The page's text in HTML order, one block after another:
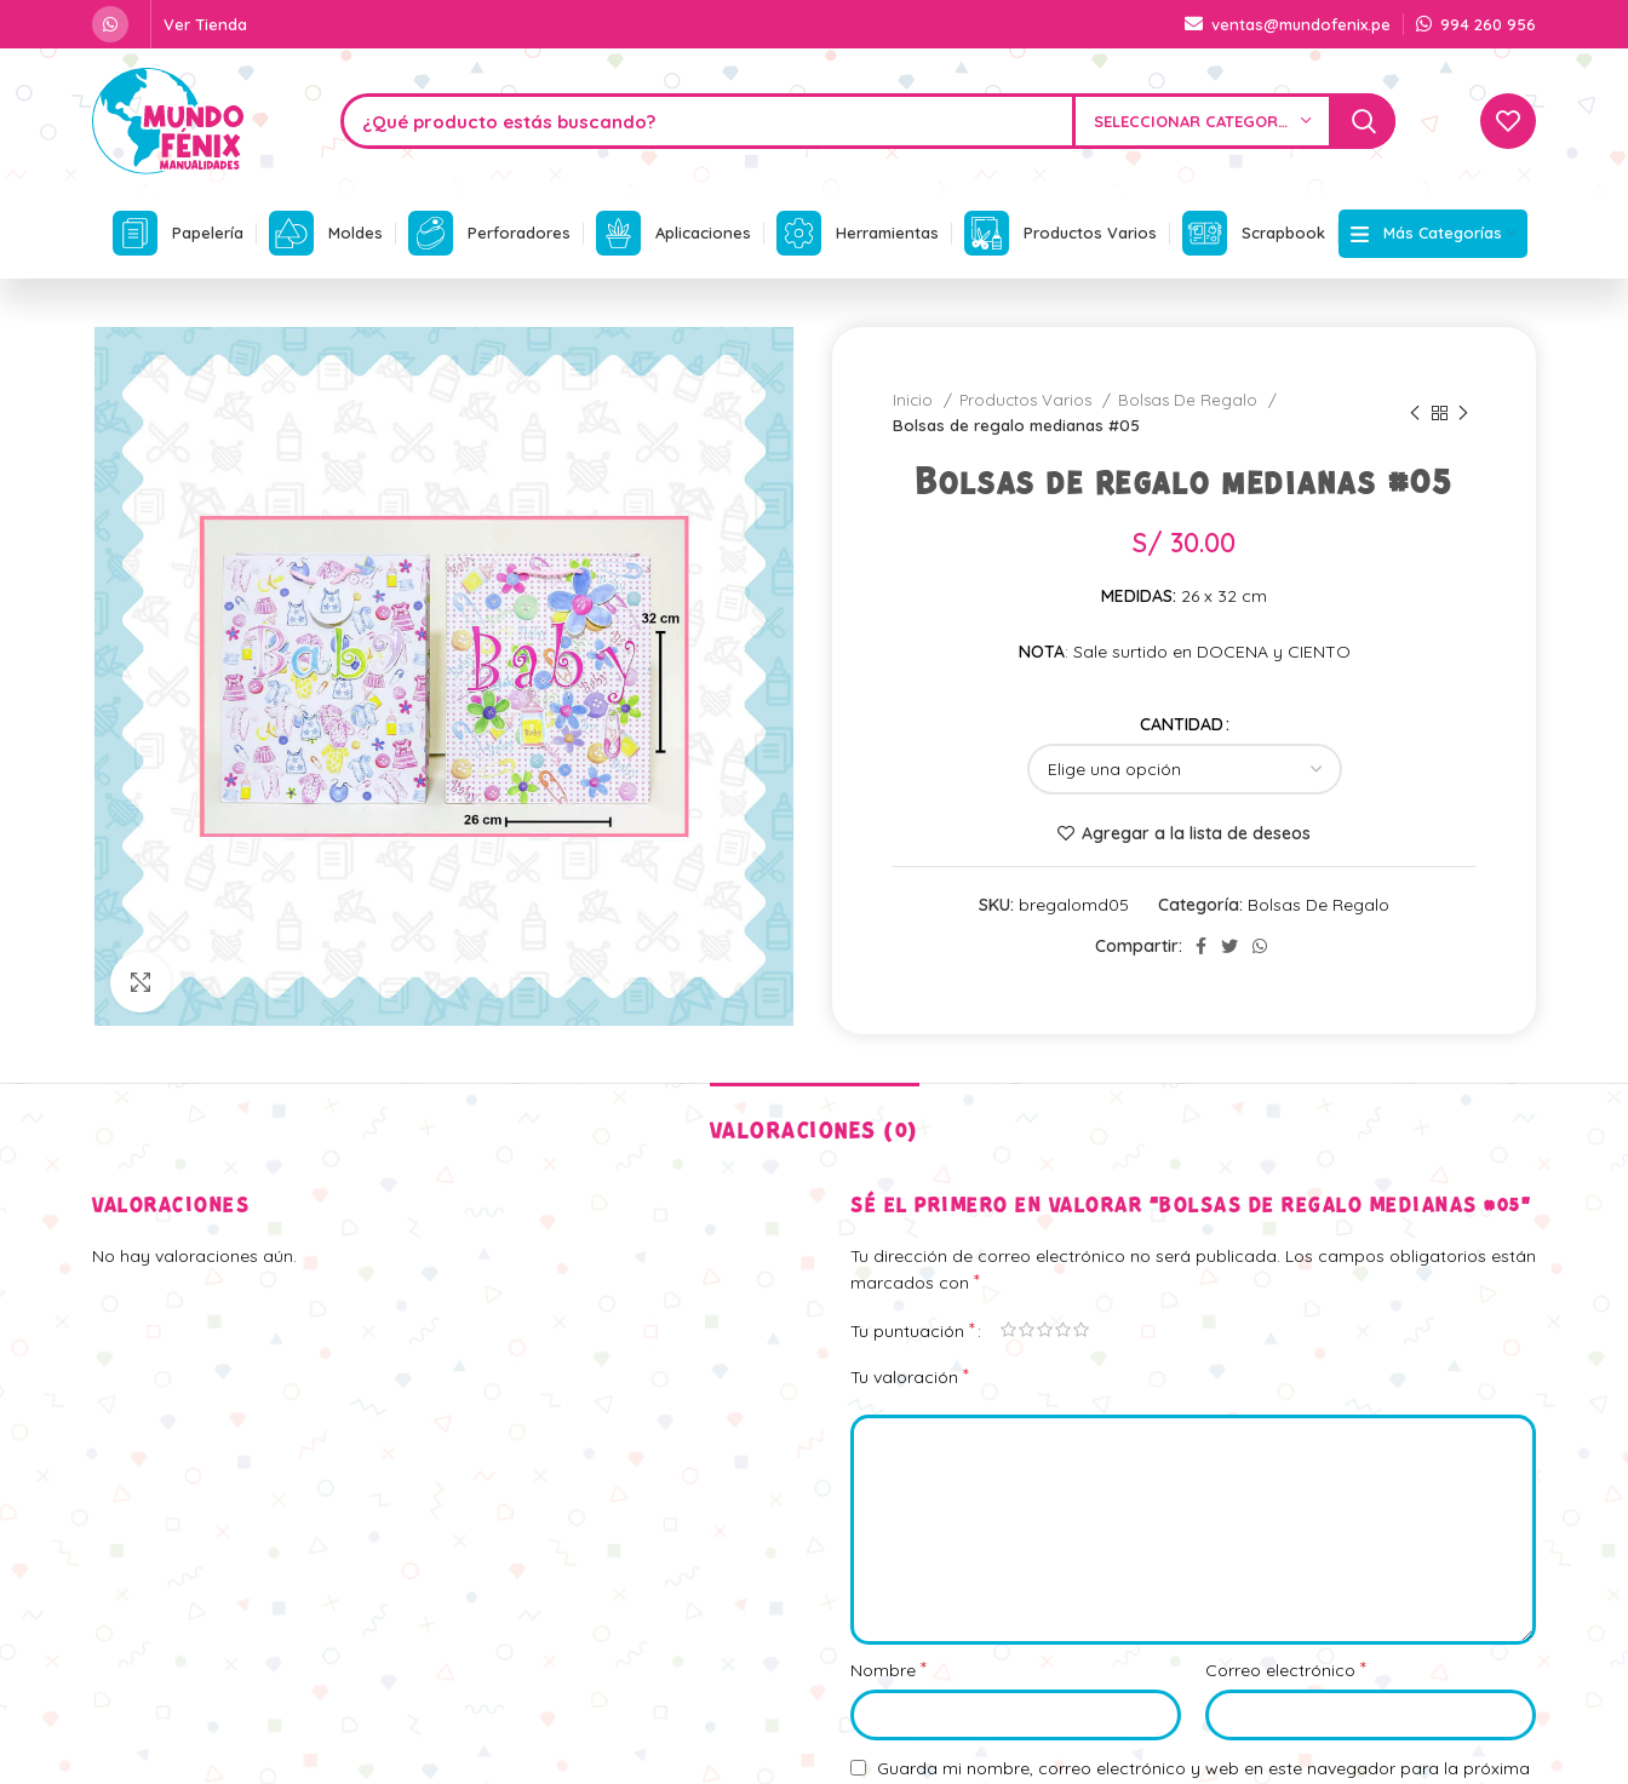
Ver Tienda ventas@mundofenix.pe 994 260 956
SELECCIONAR CATEGORÍA
Papelería Moldes Perforadores Aplicaciones Herramientas Productos Varios Scrapbook Más Categorías
Click para agrandar
Inicio Productos Varios
Bolsas De Regalo
Bolsas de regalo medianas #05
Bolsas de regalo medianas #05
S/ 30.00
MEDIDAS: 26 x 32 cm
NOTA: Sale surtido en DOCENA y CIENTO
CANTIDAD
Agregar a la lista de deseos
SKU: bregalomd05 Categoría: Bolsas De Regalo
Compartir:
VALORACIONES (0)
VALORACIONES
No hay valoraciones aún.
SÉ EL PRIMERO EN VALORAR “BOLSAS DE REGALO MEDIANAS #05”
Tu dirección de correo electrónico no será publicada. Los campos obligatorios están
marcados con *
Tu puntuación *
Tu valoración *
Nombre * Correo electrónico *
Guarda mi nombre, correo electrónico y web en este navegador para la próxima